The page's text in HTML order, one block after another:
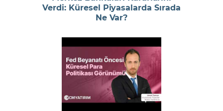
Verdi: Küresel Piyasalarda Sırada
Ne Var?